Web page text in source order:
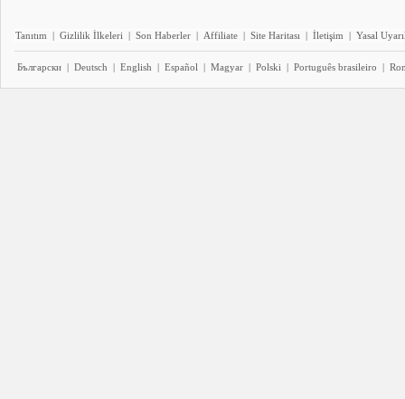
Tanıtım | Gizlilik İlkeleri | Son Haberler | Affiliate | Site Haritası | İletişim | Yasal
Български | Deutsch | English | Español | Magyar | Polski | Português brasileiro |